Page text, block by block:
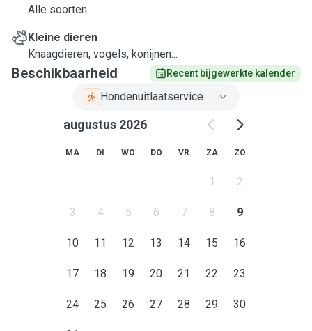
Alle soorten
Kleine dieren
Knaagdieren, vogels, konijnen...
Beschikbaarheid Recent bijgewerkte kalender
Hondenuitlaatservice
augustus 2026
MA DI WO DO VR ZA ZO
1 2
3 4 5 6 7 8 9
10 11 12 13 14 15 16
17 18 19 20 21 22 23
24 25 26 27 28 29 30